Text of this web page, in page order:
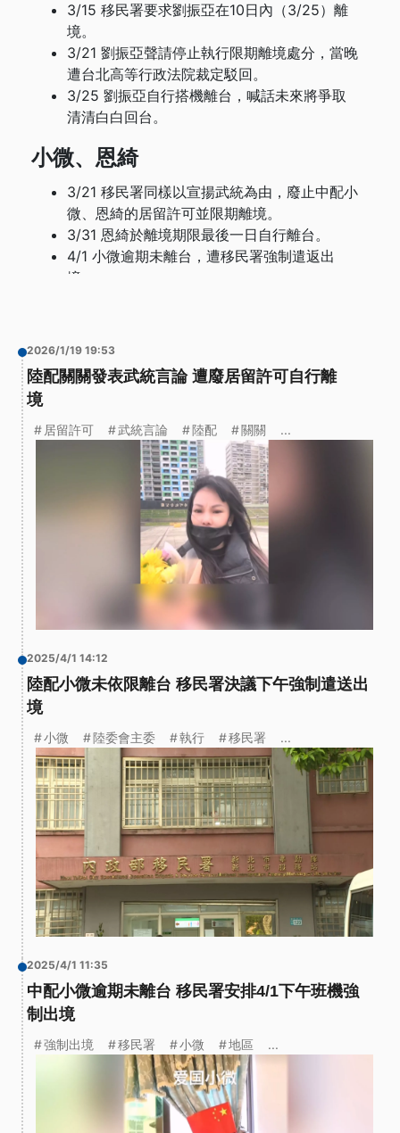
2026/1/19 19:53
陸配關關發表武統言論 遭廢居留許可自行離
境
居留許可 武統言論 陸配 關關 ...
2025/4/1 14:12
陸配小微未依限離台 移民署決議下午強制遣送出
境
小微 陸委會主委 執行 移民署 ...
2025/4/1 11:35
中配小微逾期未離台 移民署安排4/1下午班機強
制出境
強制出境 移民署 小微 地區 ...
3/15 移民署要求劉振亞在10日內（3/25）離
境。
3/21 劉振亞聲請停止執行限期離境處分，當晚
遭台北高等行政法院裁定駁回。
3/25 劉振亞自行搭機離台，喊話未來將爭取
清清白白回台。
小微、恩綺
3/21 移民署同樣以宣揚武統為由，廢止中配小
微、恩綺的居留許可並限期離境。
3/31 恩綺於離境期限最後一日自行離台。
4/1 小微逾期未離台，遭移民署強制遣返出
境。